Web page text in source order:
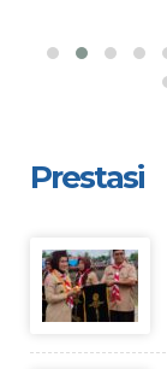
Prestasi